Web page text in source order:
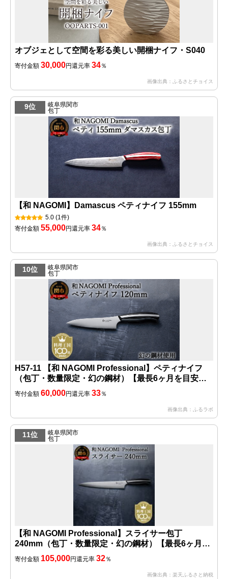
オブジェとして空間を彩る美しい開梱ナイフ・S040
寄付金額 30,000円還元率 34％
画像出典：ふるさとチョイス
9位
岐阜県関市
包丁
【和 NAGOMI】Damascus ペティナイフ 155mm
5.0 (1件)
寄付金額 55,000円還元率 34％
画像出典：ふるさとチョイス
10位
岐阜県関市
包丁
H57-11 【和 NAGOMI Professional】ペティナイフ
（包丁・数量限定・幻の鋼材）【最長6ヶ月を目安に
寄付金額 60,000円還元率 33％
画像出典：ふるラボ
11位
岐阜県関市
包丁
【和 NAGOMI Professional】スライサー包丁
240mm（包丁・数量限定・幻の鋼材）【最長6ヶ月を
目安に発送】
寄付金額 105,000円還元率 32％
画像出典：楽天ふるさと納税